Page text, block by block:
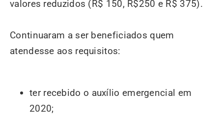
valores reduzidos (R$ 150, R$250 e R$ 375).
Continuaram a ser beneficiados quem
atendesse aos requisitos:
ter recebido o auxílio emergencial em
2020;